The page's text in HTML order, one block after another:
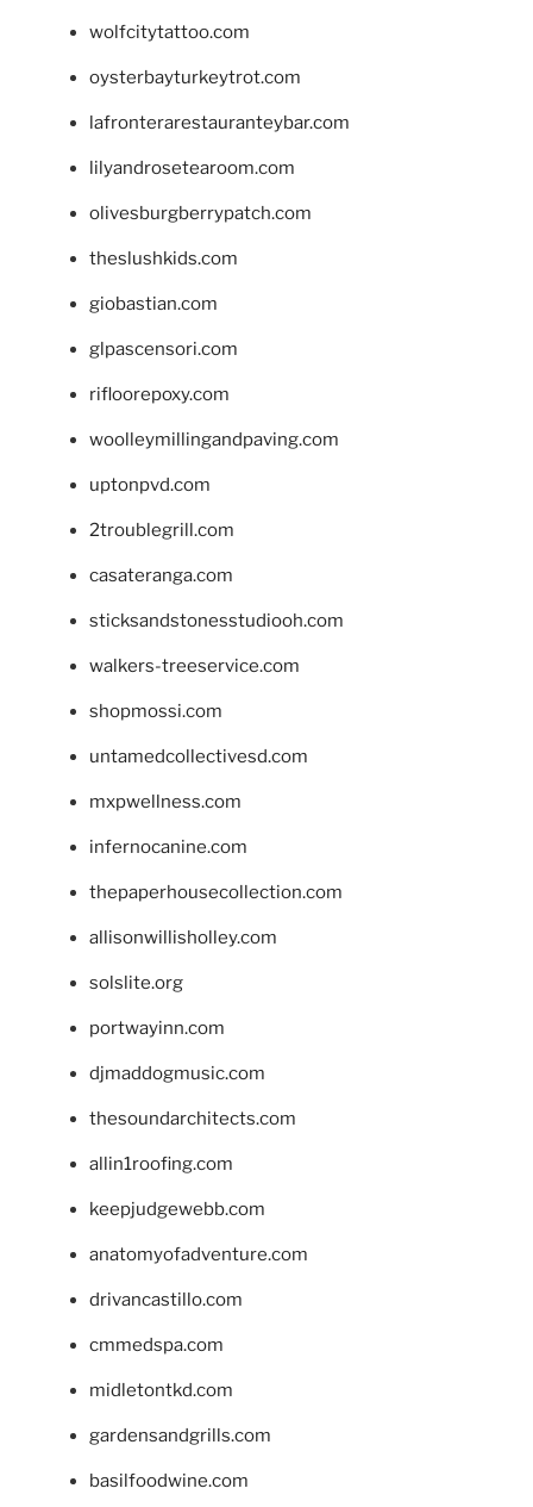
wolfcitytattoo.com
oysterbayturkeytrot.com
lafronterarestauranteybar.com
lilyandrosetearoom.com
olivesburgberrypatch.com
theslushkids.com
giobastian.com
glpascensori.com
rifloorepoxy.com
woolleymillingandpaving.com
uptonpvd.com
2troublegrill.com
casateranga.com
sticksandstonesstudiooh.com
walkers-treeservice.com
shopmossi.com
untamedcollectivesd.com
mxpwellness.com
infernocanine.com
thepaperhousecollection.com
allisonwillisholley.com
solslite.org
portwayinn.com
djmaddogmusic.com
thesoundarchitects.com
allin1roofing.com
keepjudgewebb.com
anatomyofadventure.com
drivancastillo.com
cmmedspa.com
midletontkd.com
gardensandgrills.com
basilfoodwine.com